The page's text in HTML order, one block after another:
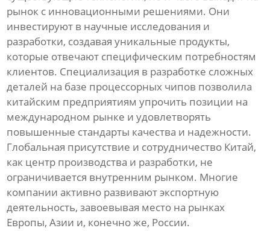
рынок с инновационными решениями. Они
инвестируют в научные исследования и
разработки, создавая уникальные продукты,
которые отвечают специфическим потребностям
клиентов. Специализация в разработке сложных
деталей на базе процессорных чипов позволила
китайским предприятиям упрочить позиции на
международном рынке и удовлетворять
повышенные стандарты качества и надежности.
Глобальная присутствие и сотрудничество Китай,
как центр производства и разработки, не
ограничивается внутренним рынком. Многие
компании активно развивают экспортную
деятельность, завоевывая место на рынках
Европы, Азии и, конечно же, России.